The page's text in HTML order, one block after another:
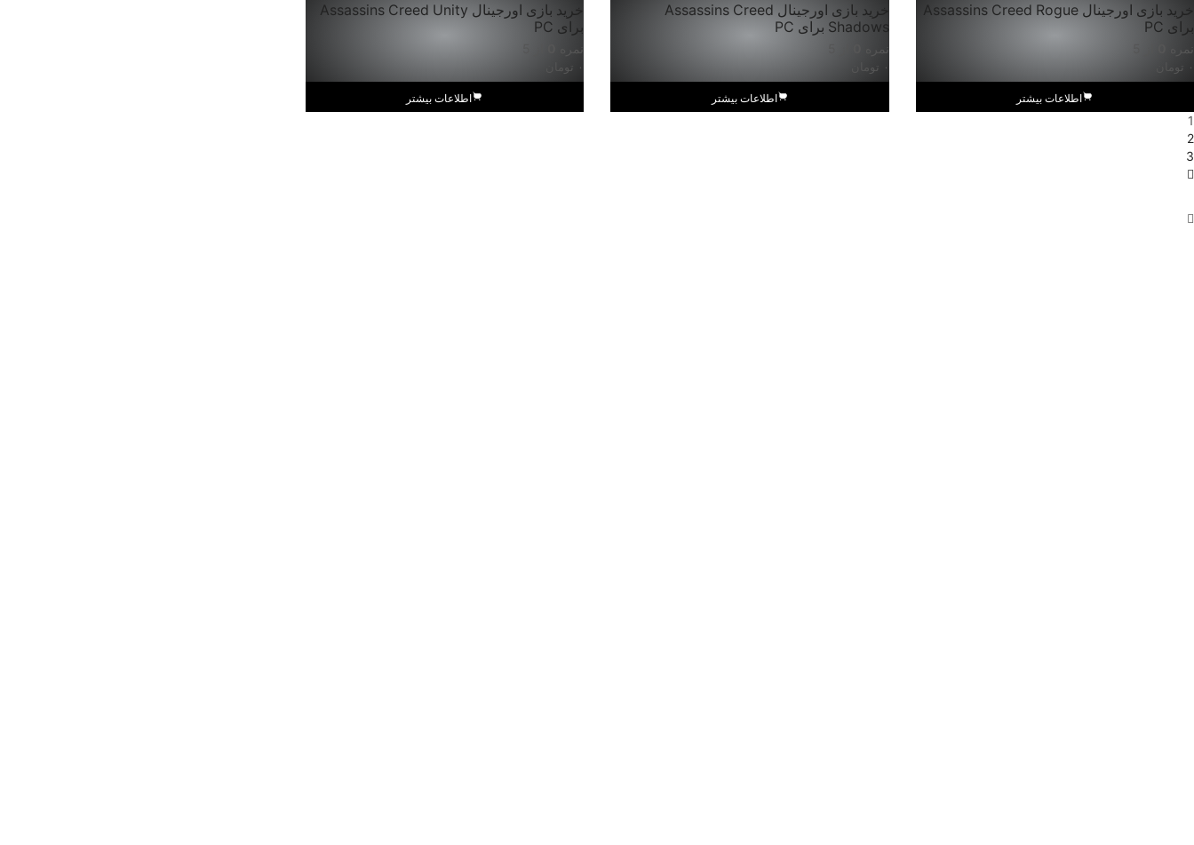
خرید بازی اورجینال Assassins Creed Rogue
برای PC
نمره
۰ تومان
اطلاعات بیشتر
خرید بازی اورجینال Assassins Creed
Shadows برای PC
نمره
۰ تومان
اطلاعات بیشتر
خرید بازی اورجینال Assassins Creed Unity
برای PC
نمره
۰ تومان
اطلاعات بیشتر
1
2
3